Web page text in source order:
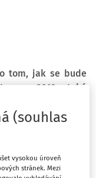
tom, jak se bude
v roce 2019 a také
něco za výzkum a
školství z 19.
(souhlas
vysokou úroveň
stránek. Mezi